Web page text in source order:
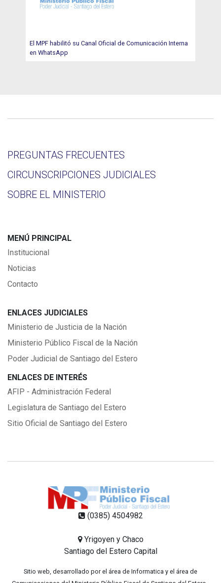
El MPF habilitó su Canal Oficial de Comunicación Interna
en WhatsApp
PREGUNTAS FRECUENTES
CIRCUNSCRIPCIONES JUDICIALES
SOBRE EL MINISTERIO
MENÚ PRINCIPAL
Institucional
Noticias
Contacto
ENLACES JUDICIALES
Ministerio de Justicia de la Nación
Ministerio Público Fiscal de la Nación
Poder Judicial de Santiago del Estero
ENLACES DE INTERÉS
AFIP - Administración Federal
Legislatura de Santiago del Estero
Sitio Oficial de Santiago del Estero
(0385) 4504982
Yrigoyen y Chaco
Santiago del Estero Capital
Sitio web, desarrollado por el área de Informatica y el área de